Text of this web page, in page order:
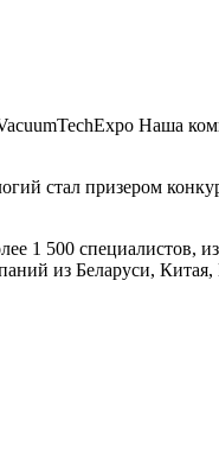
Наша
стал призером
1 500 специалистов,
из Беларуси,